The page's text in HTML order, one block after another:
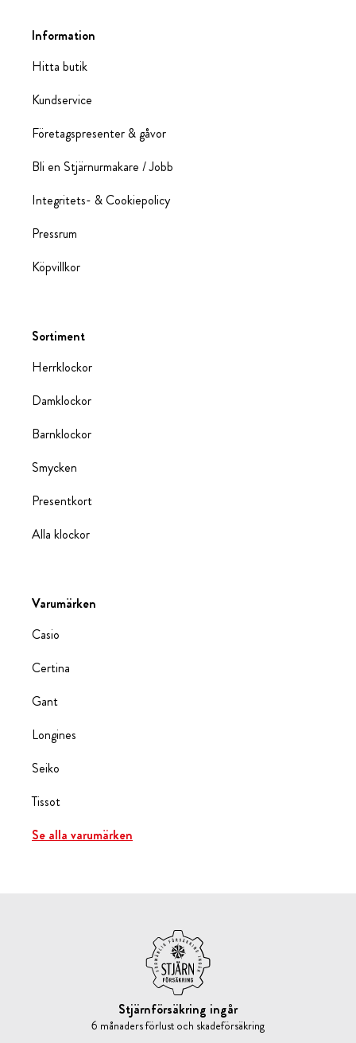
Information
Hitta butik
Kundservice
Företagspresenter & gåvor
Bli en Stjärnurmakare / Jobb
Integritets- & Cookiepolicy
Pressrum
Köpvillkor
Sortiment
Herrklockor
Damklockor
Barnklockor
Smycken
Presentkort
Alla klockor
Varumärken
Casio
Certina
Gant
Longines
Seiko
Tissot
Se alla varumärken
Stjärnförsäkring ingår
6 månaders förlust och skadeförsäkring